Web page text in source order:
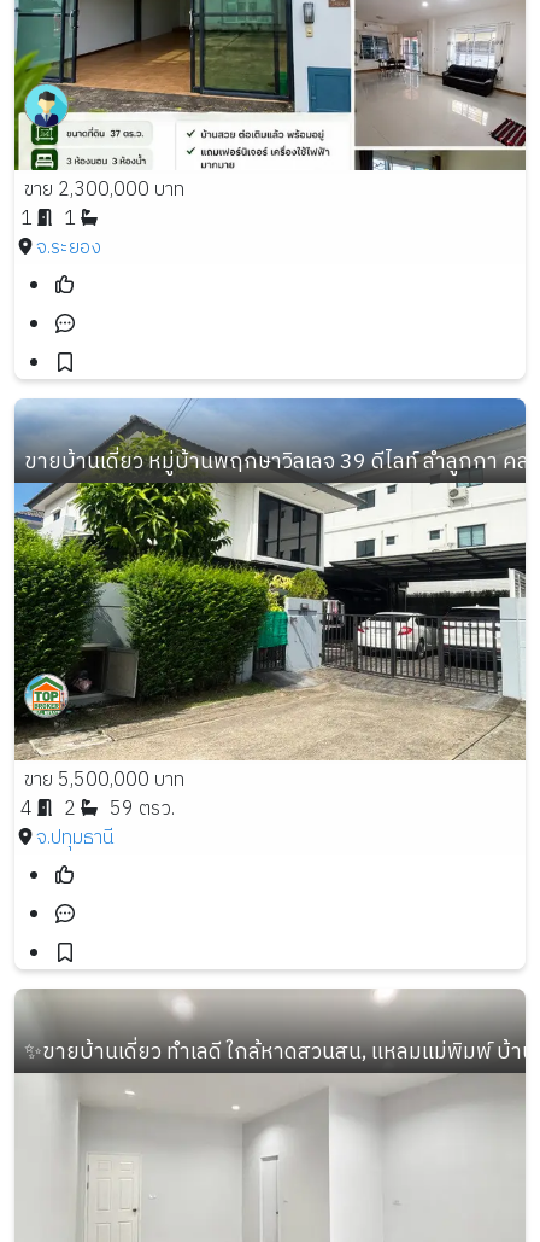
ขาย 2,300,000 บาท
1
1
จ.ระยอง
ขายบ้านเดี่ยว หมู่บ้านพฤกษาวิลเลจ 39 ดีไลท์ ลำลูกกา คล
ขาย 5,500,000 บาท
4
2
59 ตรว.
จ.ปทุมธานี
✨ขายบ้านเดี่ยว ทำเลดี ใกล้หาดสวนสน, แหลมแม่พิมพ์ บ้าน